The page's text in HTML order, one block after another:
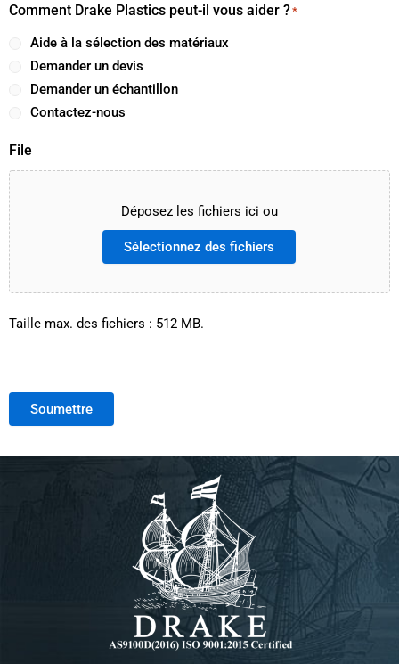
Comment Drake Plastics peut-il vous aider ?*
Aide à la sélection des matériaux
Demander un devis
Demander un échantillon
Contactez-nous
File
Déposez les fichiers ici ou
Sélectionnez des fichiers
Taille max. des fichiers : 512 MB.
Soumettre